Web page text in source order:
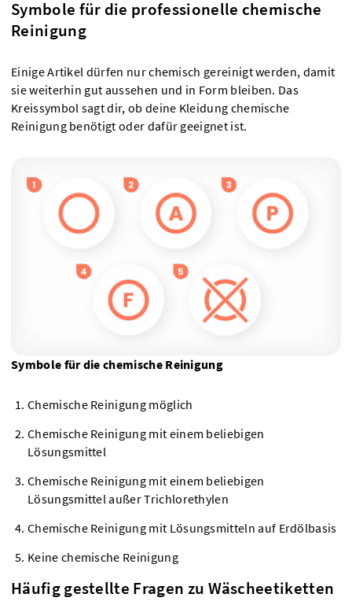
Symbole für die professionelle chemische
Reinigung
Einige Artikel dürfen nur chemisch gereinigt werden, damit
sie weiterhin gut aussehen und in Form bleiben. Das
Kreissymbol sagt dir, ob deine Kleidung chemische
Reinigung benötigt oder dafür geeignet ist.
Symbole für die chemische Reinigung
Chemische Reinigung möglich
Chemische Reinigung mit einem beliebigen
Lösungsmittel
Chemische Reinigung mit einem beliebigen
Lösungsmittel außer Trichlorethylen
Chemische Reinigung mit Lösungsmitteln auf Erdölbasis
Keine chemische Reinigung
Häufig gestellte Fragen zu Wäscheetiketten